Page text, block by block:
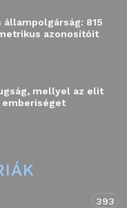
815
azonosítóit
mellyel az elit
emberiséget
393